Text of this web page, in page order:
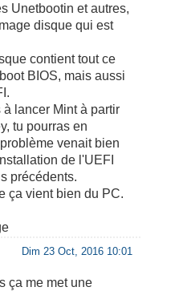
Unetbootin et autres,
disque qui est
contient tout ce
BIOS, mais aussi
à lancer Mint à partir
tu pourras en
venait bien
de l'UEFI
précédents.
ça vient bien du PC.
Dim 23 Oct, 2016 10:01
ça me met une